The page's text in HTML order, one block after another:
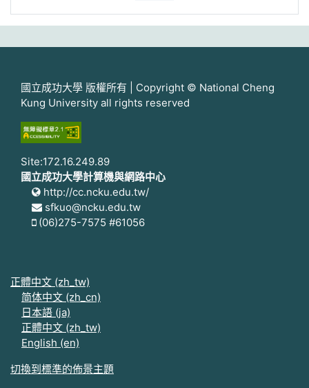
國立成功大學 版權所有 | Copyright © National Cheng
Kung University all rights reserved
Site:172.16.249.89
國立成功大學計算機與網路中心
http://cc.ncku.edu.tw/
sfkuo@ncku.edu.tw
(06)275-7575 #61056
正體中文 ‎(zh_tw)‎
简体中文 ‎(zh_cn)‎
日本語 ‎(ja)‎
正體中文 ‎(zh_tw)‎
English ‎(en)‎
切換到標準的佈景主題